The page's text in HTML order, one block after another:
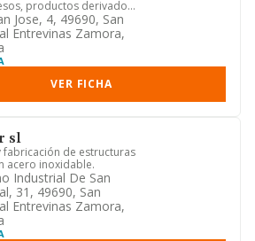
productos derivados
Jose, 4, 49690, San
Entrevinas Zamora,
VER FICHA
sl
fabricación de estructuras
acero inoxidable.
Industrial De San
31, 49690, San
Entrevinas Zamora,